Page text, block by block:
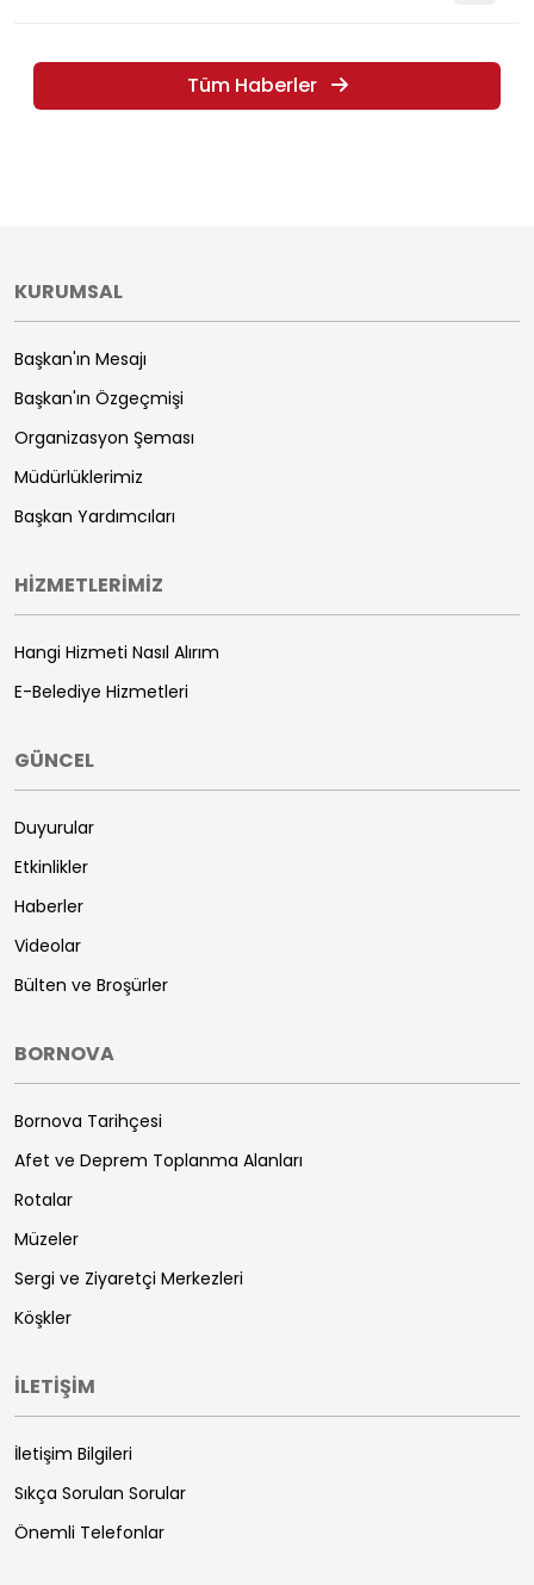
Tüm Haberler
KURUMSAL
Başkan'ın Mesajı
Başkan'ın Özgeçmişi
Organizasyon Şeması
Müdürlüklerimiz
Başkan Yardımcıları
HİZMETLERİMİZ
Hangi Hizmeti Nasıl Alırım
E-Belediye Hizmetleri
GÜNCEL
Duyurular
Etkinlikler
Haberler
Videolar
Bülten ve Broşürler
BORNOVA
Bornova Tarihçesi
Afet ve Deprem Toplanma Alanları
Rotalar
Müzeler
Sergi ve Ziyaretçi Merkezleri
Köşkler
İLETİŞİM
İletişim Bilgileri
Sıkça Sorulan Sorular
Önemli Telefonlar